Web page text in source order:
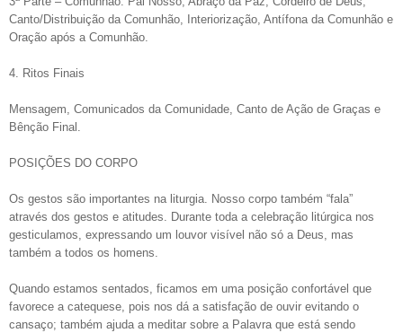
Canto/Distribuição da Comunhão, Interiorização, Antífona da Comunhão e
Oração após a Comunhão.
4. Ritos Finais
Mensagem, Comunicados da Comunidade, Canto de Ação de Graças e
Bênção Final.
POSIÇÕES DO CORPO
Os gestos são importantes na liturgia. Nosso corpo também “fala”
através dos gestos e atitudes. Durante toda a celebração litúrgica nos
gesticulamos, expressando um louvor visível não só a Deus, mas
também a todos os homens.
Quando estamos sentados, ficamos em uma posição confortável que
favorece a catequese, pois nos dá a satisfação de ouvir evitando o
cansaço; também ajuda a meditar sobre a Palavra que está sendo